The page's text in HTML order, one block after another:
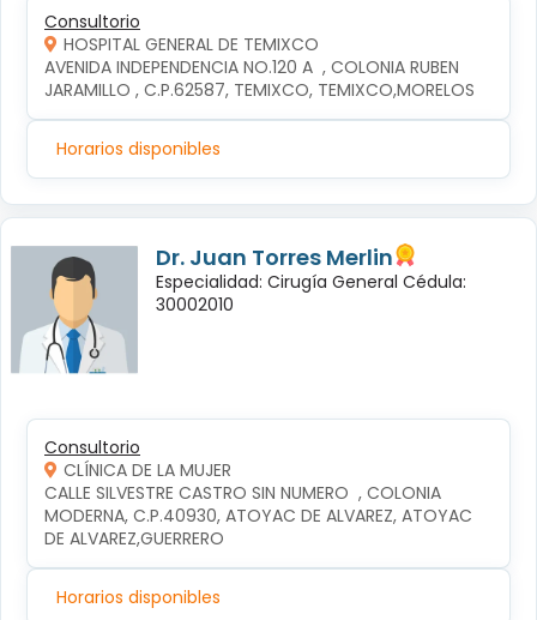
Consultorio
HOSPITAL GENERAL DE TEMIXCO
AVENIDA INDEPENDENCIA NO.120 A  , COLONIA RUBEN
JARAMILLO , C.P.62587, TEMIXCO, TEMIXCO,MORELOS
Horarios disponibles
Dr. Juan Torres Merlin
Especialidad: Cirugía General Cédula:
30002010
Consultorio
CLÍNICA DE LA MUJER
CALLE SILVESTRE CASTRO SIN NUMERO  , COLONIA
MODERNA, C.P.40930, ATOYAC DE ALVAREZ, ATOYAC
DE ALVAREZ,GUERRERO
Horarios disponibles